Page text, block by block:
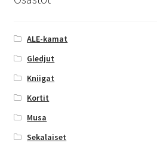
ALE-kamat
Gledjut
Kniigat
Kortit
Musa
Sekalaiset